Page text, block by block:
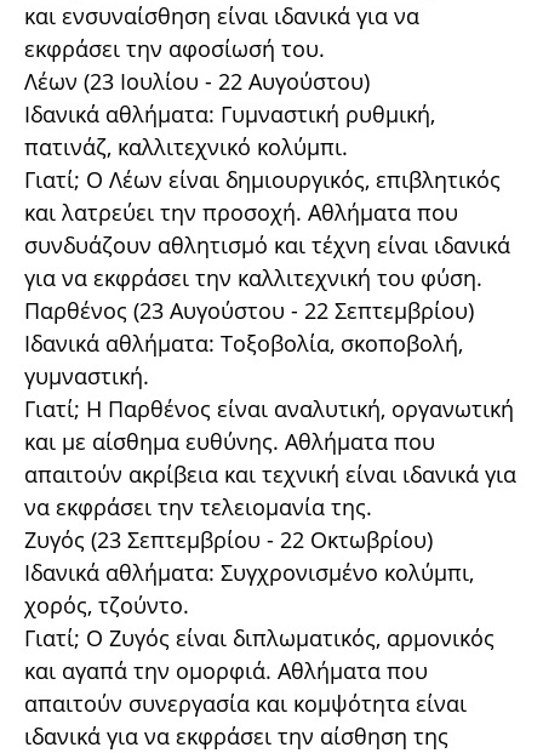
και ενσυναίσθηση είναι ιδανικά για να
εκφράσει την αφοσίωσή του.
Λέων (23 Ιουλίου - 22 Αυγούστου)
Ιδανικά αθλήματα: Γυμναστική ρυθμική,
πατινάζ, καλλιτεχνικό κολύμπι.
Γιατί; Ο Λέων είναι δημιουργικός, επιβλητικός
και λατρεύει την προσοχή. Αθλήματα που
συνδυάζουν αθλητισμό και τέχνη είναι ιδανικά
για να εκφράσει την καλλιτεχνική του φύση.
Παρθένος (23 Αυγούστου - 22 Σεπτεμβρίου)
Ιδανικά αθλήματα: Τοξοβολία, σκοποβολή,
γυμναστική.
Γιατί; Η Παρθένος είναι αναλυτική, οργανωτική
και με αίσθημα ευθύνης. Αθλήματα που
απαιτούν ακρίβεια και τεχνική είναι ιδανικά για
να εκφράσει την τελειομανία της.
Ζυγός (23 Σεπτεμβρίου - 22 Οκτωβρίου)
Ιδανικά αθλήματα: Συγχρονισμένο κολύμπι,
χορός, τζούντο.
Γιατί; Ο Ζυγός είναι διπλωματικός, αρμονικός
και αγαπά την ομορφιά. Αθλήματα που
απαιτούν συνεργασία και κομψότητα είναι
ιδανικά για να εκφράσει την αίσθηση της